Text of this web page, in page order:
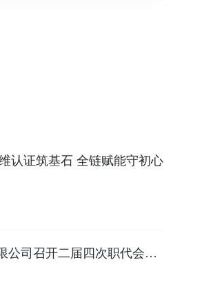
认证筑基石 全链赋能守初心
司召开二届四次职代会暨2